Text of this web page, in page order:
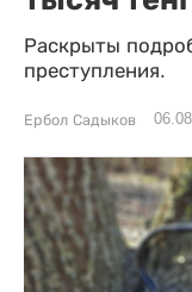
Раскрыты
преступления.
Ербол Садыков